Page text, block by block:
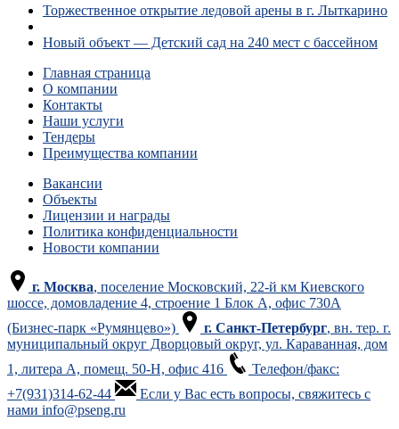
Навигация
по
записям
Предыдущая
Торжественное открытие ледовой арены в г. Лыткарино
к
записей
Следующая
Новый объект — Детский сад на 240 мест с бассейном
Главная страница
О компании
Контакты
Наши услуги
Тендеры
Преимущества компании
Вакансии
Объекты
Лицензии и награды
Политика конфиденциальности
Новости компании
г. Москва, поселение Московский, 22-й км Киевского
шоссе, домовладение 4, строение 1 Блок А, офис 730А
(Бизнес-парк «Румянцево»)
г. Санкт-Петербург, вн. тер. г.
муниципальный округ Дворцовый округ, ул. Караванная, дом
1, литера А, помещ. 50-Н, офис 416
Телефон/факс:
+7(931)314-62-44
Если у Вас есть вопросы, свяжитесь с
нами info@pseng.ru